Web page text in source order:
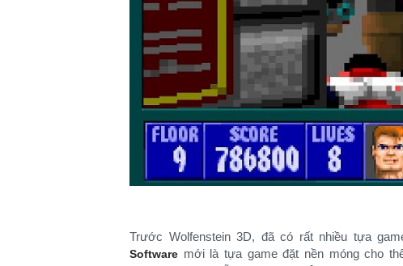
Trước Wolfenstein 3D, đã có rất nhiều tựa
Software mới là tựa game đặt nền móng cho